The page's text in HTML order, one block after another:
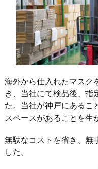
海外から仕入れたマスク
き、当社にて検品後、指
た。当社が神戸にあるこ
スペースがあることを生
無駄なコストを省き、無
した。